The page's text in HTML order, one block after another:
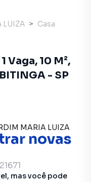
novas
mas você pode
LUIZA
Casa
Vaga, 10 M²,
- SP
MARIA LUIZA